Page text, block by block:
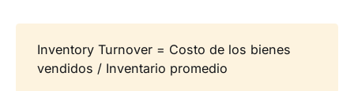
Inventory Turnover = Costo de los bienes
vendidos / Inventario promedio